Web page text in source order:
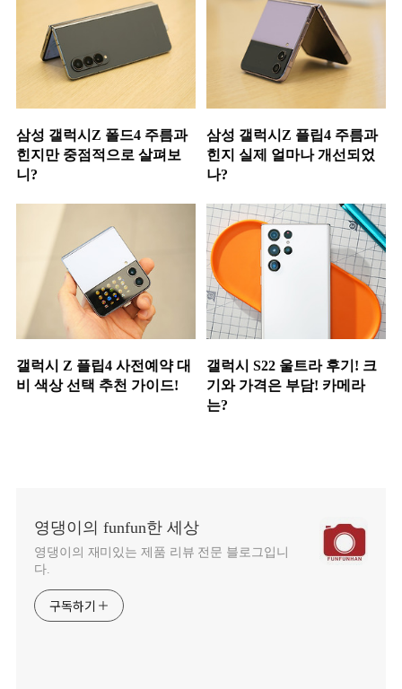
삼성 갤럭시Z 폴드4 주름과
힌지만 중점적으로 살펴보
니?
삼성 갤럭시Z 플립4 주름과
힌지 실제 얼마나 개선되었
나?
갤럭시 Z 플립4 사전예약 대
비 색상 선택 추천 가이드!
갤럭시 S22 울트라 후기! 크
기와 가격은 부담! 카메라
는?
영댕이의 funfun한 세상
영댕이의 재미있는 제품 리뷰 전문 블로그입니
다.
구독하기